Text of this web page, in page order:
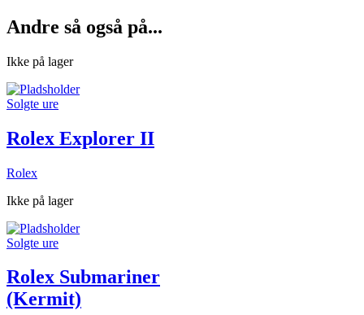
Andre så også på...
Ikke på lager
Solgte ure
Rolex Explorer II
Rolex
Ikke på lager
Solgte ure
Rolex Submariner
(Kermit)